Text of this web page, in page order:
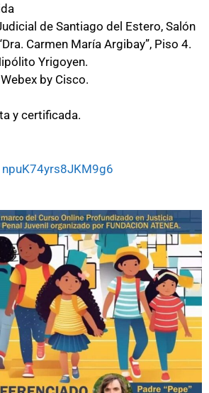
de Santiago del Estero, Salón
Carmen María Argibay”, Piso 4.
Yrigoyen.
by Cisco.
y certificada.